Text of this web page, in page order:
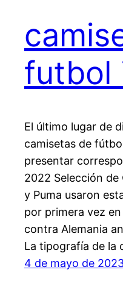
futbol
El último lugar de
camisetas de
presentar
2022 Selección de
y Puma usaron
por primera vez
contra Alemania
La tipografía de la
4 de mayo de